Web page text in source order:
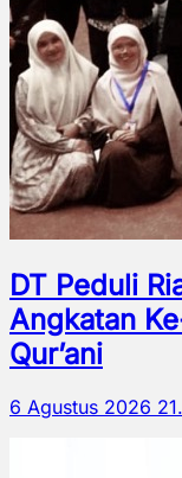
DT Peduli
Angkatan
Qur’ani
6 Agustus 2026